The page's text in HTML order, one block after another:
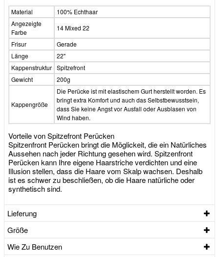
Material
100% Echthaar
Angezeigte
Farbe
14 Mixed 22
Frisur
Gerade
Länge
22"
Kappenstruktur Spitzefront
Gewicht
200g
Kappengröße
Die Perücke ist mit elastischem Gurt herstellt worden. Es
bringt extra Komfort und auch das Selbstbewusstsein,
dass Sie keine Angst vor Ausfall oder Ausblasen von
Wind haben.
Vorteile von Spitzefront Perücken
Spitzenfront Perücken bringt die Möglickeit, die ein Natürliches
Aussehen nach jeder Richtung gesehen wird. Spitzenfront
Perücken kann Ihre eigene Haarstriche verdichten und eine
Illusion stellen, dass die Haare vom Skalp wachsen. Deshalb
ist es schwer zu beschließen, ob die Haare natürliche oder
synthetisch sind.
Lieferung
Größe
Wie Zu Benutzen